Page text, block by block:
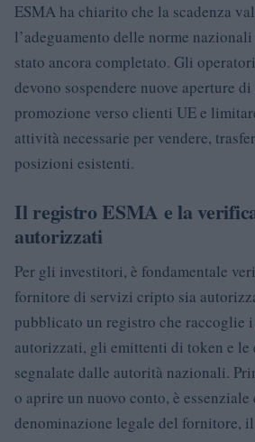
ESMA ha chiarito che la scadenza
l’adeguamento delle norme
stato ancora completato. Gli
devono sospendere nuove aperture
promozione verso clienti UE e
attività necessarie per vendere,
posizioni esistenti.
Il registro ESMA e la
autorizzati
Per gli investitori, è fondamentale
fornitore di servizi cripto sia
pubblicato un registro che raccoglie
autorizzati, gli emittenti di token e le
segnalate dalle autorità nazionali.
o aprire un nuovo conto, è
denominazione legale del fornitore, il